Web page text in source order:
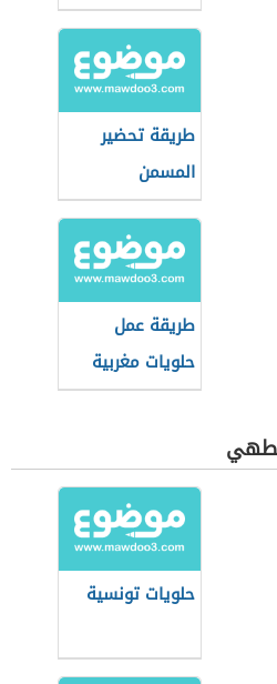
طريقة تحضير
المسمن
طريقة عمل
حلويات مغربية
باللوز
حلويات تونسية